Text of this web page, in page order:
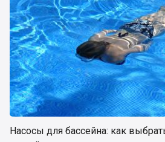
Насосы для бассейна: как